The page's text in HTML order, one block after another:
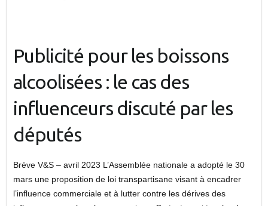
Publicité pour les boissons
alcoolisées : le cas des
influenceurs discuté par les
députés
Brève V&S – avril 2023 L’Assemblée nationale a adopté le 30
mars une proposition de loi transpartisane visant à encadrer
l’influence commerciale et à lutter contre les dérives des